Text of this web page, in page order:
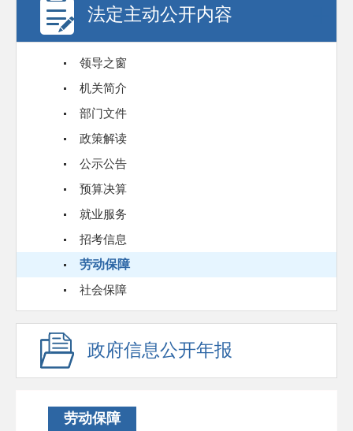
法定主动公开内容
领导之窗
机关简介
部门文件
政策解读
公示公告
预算决算
就业服务
招考信息
劳动保障
社会保障
政府信息公开年报
劳动保障